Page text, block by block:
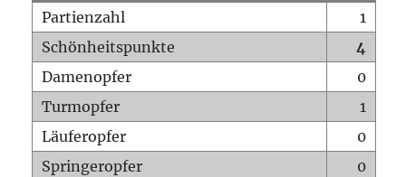
Partienzahl
1
Schönheitspunkte
4
Damenopfer
0
Turmopfer
1
Läuferopfer
0
Springeropfer
0